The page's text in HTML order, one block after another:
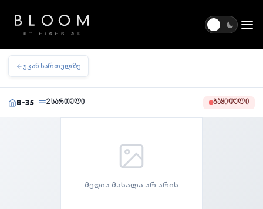
უკან სართულზე
B-35 2 სართული ᲒᲐᲧᲘᲓᲣᲚᲘ
მედია მასალა არ არის